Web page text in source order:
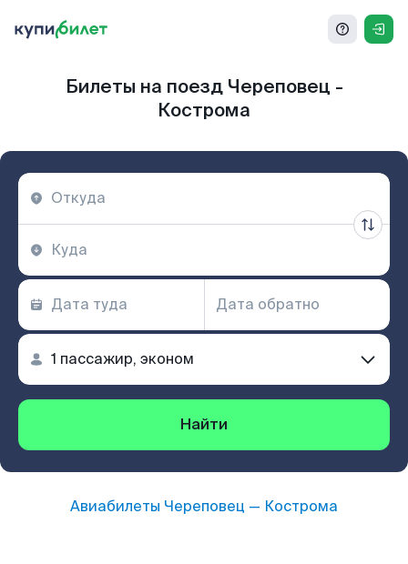
Билеты на поезд Череповец -
Кострома
Найти
Авиабилеты Череповец — Кострома